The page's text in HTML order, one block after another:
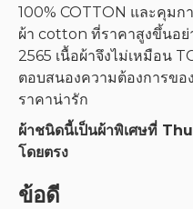
100% COTTON และคุม
ผ้า cotton ที่ราคาสูงขึ้นอย่
2565 เนื้อผ้าจึงไม่เหมือน
ตอบสนองความต้องการข
ราคาน่ารัก
ผ้าชนิดนี้เป็นผ้าพิเศษที่
โดยตรง
ข้อดี